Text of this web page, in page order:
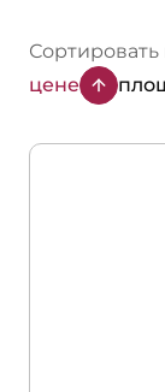
Сортировать
цене